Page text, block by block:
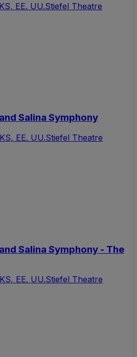
EE. UU.Stiefel Theatre
Salina Symphony
EE. UU.Stiefel Theatre
Salina Symphony - The
EE. UU.Stiefel Theatre